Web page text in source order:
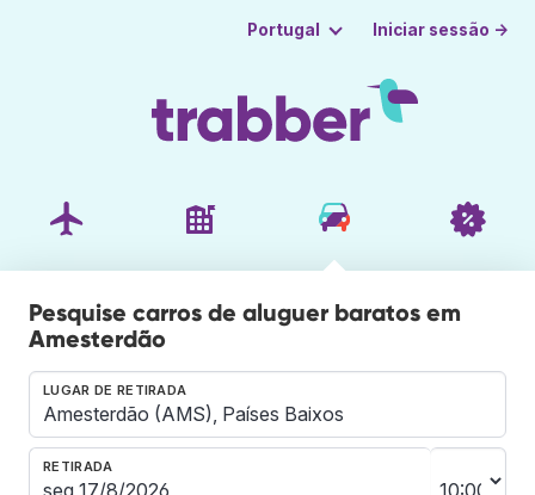
Portugal Iniciar sessão →
Pesquise carros de aluguer baratos em
Amesterdão
LUGAR DE RETIRADA
RETIRADA